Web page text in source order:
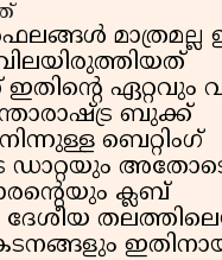
ഏറ്റവും
ബുക്ക്
ബെറ്റിംഗ്
ക്ലബ്